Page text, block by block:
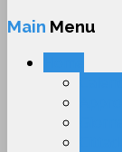
Main Menu